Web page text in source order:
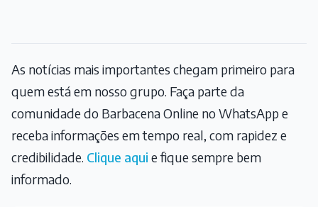
As notícias mais importantes chegam primeiro para
quem está em nosso grupo. Faça parte da
comunidade do Barbacena Online no WhatsApp e
receba informações em tempo real, com rapidez e
credibilidade. Clique aqui e fique sempre bem
informado.